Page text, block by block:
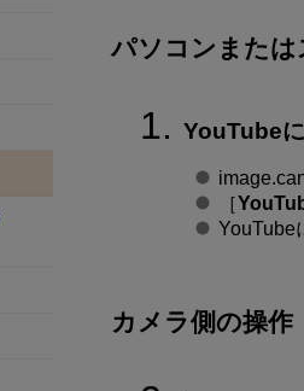
パソコンまたは
YouTube
［
YouTube
カメラ側の操作